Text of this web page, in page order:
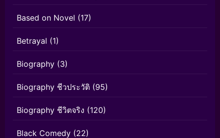
Based on Novel (17)
Betrayal (1)
Biography (3)
Biography ชีวประวัติ (95)
Biography ชีวิตจริง (120)
Black Comedy (22)